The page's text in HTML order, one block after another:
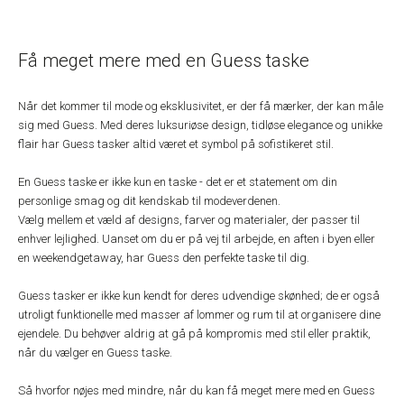
Få meget mere med en Guess taske
Når det kommer til mode og eksklusivitet, er der få mærker, der kan måle
sig med Guess. Med deres luksuriøse design, tidløse elegance og unikke
flair har Guess tasker altid været et symbol på sofistikeret stil.
En Guess taske er ikke kun en taske - det er et statement om din
personlige smag og dit kendskab til modeverdenen.
Vælg mellem et væld af designs, farver og materialer, der passer til
enhver lejlighed. Uanset om du er på vej til arbejde, en aften i byen eller
en weekendgetaway, har Guess den perfekte taske til dig.
Guess tasker er ikke kun kendt for deres udvendige skønhed; de er også
utroligt funktionelle med masser af lommer og rum til at organisere dine
ejendele. Du behøver aldrig at gå på kompromis med stil eller praktik,
når du vælger en Guess taske.
Så hvorfor nøjes med mindre, når du kan få meget mere med en Guess